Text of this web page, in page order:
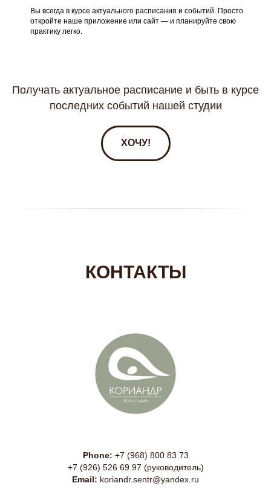
Вы всегда в курсе актуального расписания и событий. Просто
откройте наше приложение или сайт — и планируйте свою
практику легко.
Получать актуальное расписание и быть в курсе
последних событий нашей студии
ХОЧУ!
КОНТАКТЫ
Phone: +7 (968) 800 83 73
+7 (926) 526 69 97 (руководитель)
Email: koriandr.sentr@yandex.ru